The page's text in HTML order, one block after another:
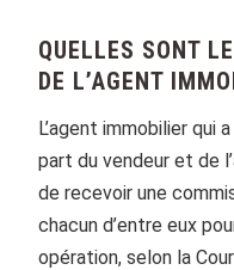
QUELLES SONT
DE L’AGENT
L’agent immobilier qui
part du vendeur et de
de recevoir une
chacun d’entre eux
opération, selon la